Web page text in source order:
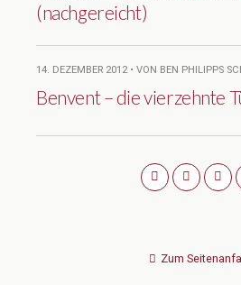
(nachgereicht)
14. DEZEMBER 2012 • VON BEN PHILIPPS
Benvent – die vierzehnte
Zum